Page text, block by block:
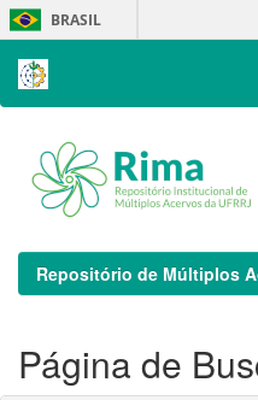
Skip
navigation
BRASIL
Repositório de Múltiplos
Página de